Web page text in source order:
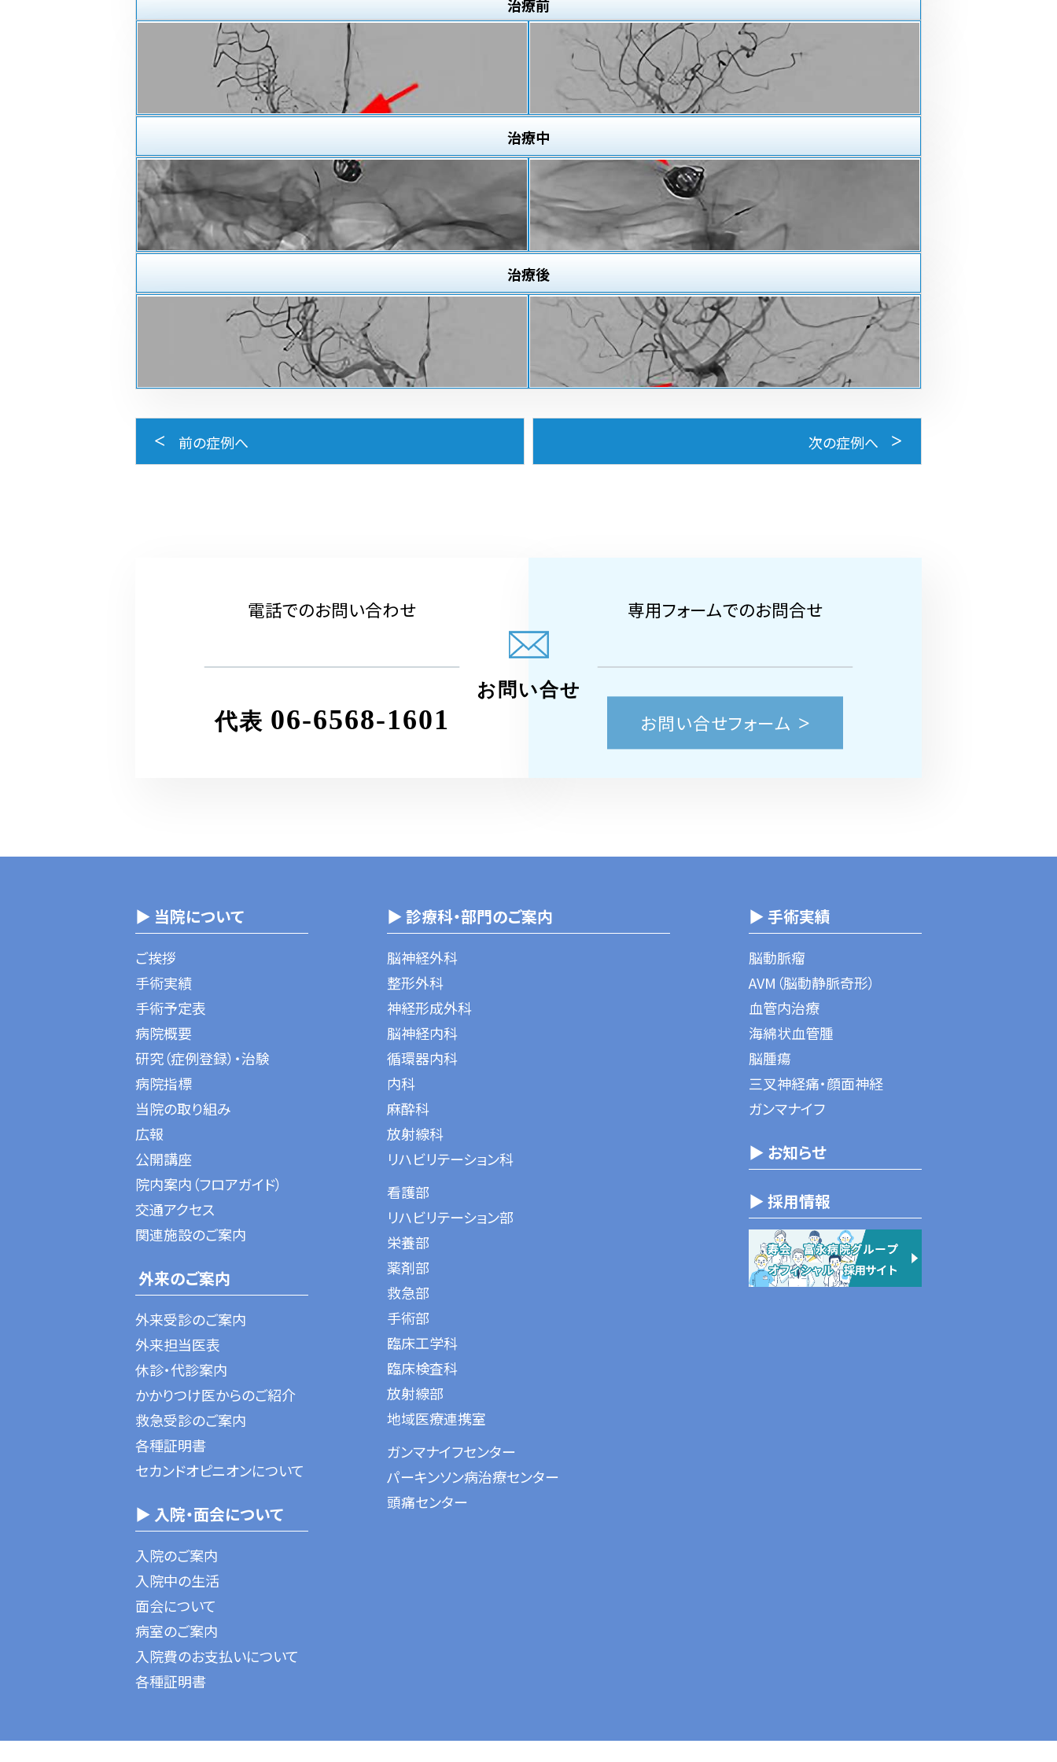
治療前
治療中
治療後
前の症例へ 次の症例へ
電話でのお問い合わせ
代表 06-6568-1601
専用フォームでのお問合せ
お問い合せフォーム
お問い合せ
▶ 当院について
ご挨拶
手術実績
手術予定表
病院概要
研究（症例登録）・治験
病院指標
当院の取り組み
広報
公開講座
院内案内（フロアガイド）
交通アクセス
関連施設のご案内
外来のご案内
外来受診のご案内
外来担当医表
休診・代診案内
かかりつけ医からのご紹介
救急受診のご案内
各種証明書
セカンドオピニオンについて
▶ 入院・面会について
入院のご案内
入院中の生活
面会について
病室のご案内
入院費のお支払いについて
各種証明書
▶ 診療科・部門のご案内
脳神経外科
整形外科
神経形成外科
脳神経内科
循環器内科
内科
麻酔科
放射線科
リハビリテーション科
看護部
リハビリテーション部
栄養部
薬剤部
救急部
手術部
臨床工学科
臨床検査科
放射線部
地域医療連携室
ガンマナイフセンター
パーキンソン病治療センター
頭痛センター
▶ 手術実績
脳動脈瘤
AVM（脳動静脈奇形）
血管内治療
海綿状血管腫
脳腫瘍
三叉神経痛・顔面神経
ガンマナイフ
▶ お知らせ
▶ 採用情報